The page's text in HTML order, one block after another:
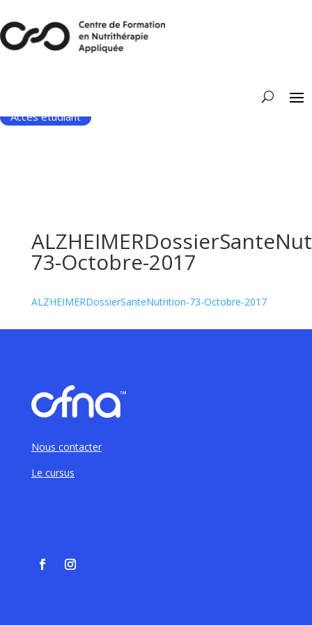
Accès étudiant
73-Octobre-2017
ALZHEIMERDossierSanteNutrition-73-Octobre-2017
Nous contacter
Le cursus